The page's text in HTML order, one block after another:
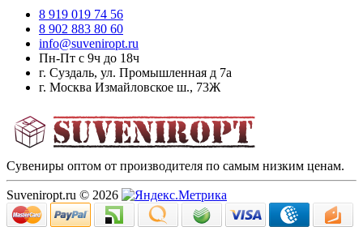
8 919 019 74 56
8 902 883 80 60
info@suveniropt.ru
Пн-Пт с 9ч до 18ч
г. Суздаль, ул. Промышленная д 7а
г. Москва Измайловское ш., 73Ж
Сувениры оптом от производителя по самым низким ценам.
Suveniropt.ru © 2026